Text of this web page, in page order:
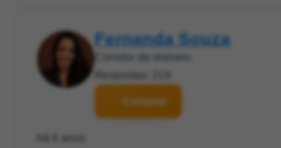
Fernanda Souza
Corretor de imóveis
Respostas: 219
Contatar
há 6 anos